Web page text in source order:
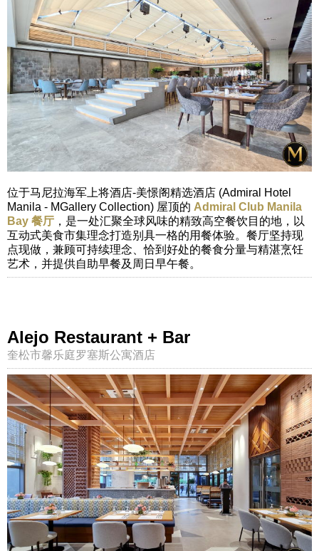
位于马尼拉海军上将酒店-美憬阁精选酒店 (Admiral Hotel
Manila - MGallery Collection) 屋顶的 Admiral Club Manila
Bay 餐厅 ，是一处汇聚全球风味的精致高空餐饮目的地，以
互动式美食市集理念打造别具一格的用餐体验。餐厅坚持现
点现做，兼顾可持续理念、恰到好处的餐食分量与精湛烹饪
艺术，并提供自助早餐及周日早午餐。
Alejo Restaurant + Bar
奎松市馨乐庭罗塞斯公寓酒店